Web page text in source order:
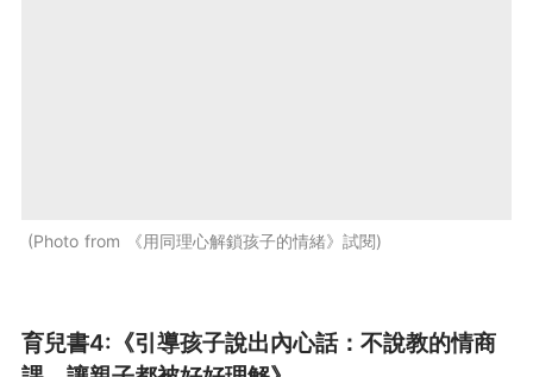
Photo from 《用同理心解鎖孩子的情緒》試閱
育兒書4:《引導孩子說出內心話：不說教的情商